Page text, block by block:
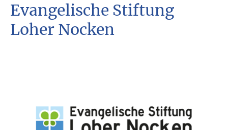
Evangelische Stiftung
Loher Nocken